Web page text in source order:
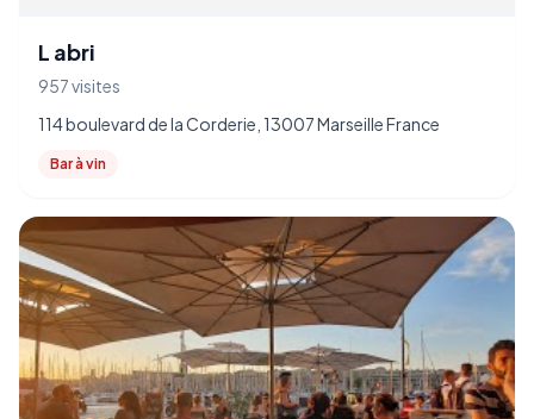
L abri
957 visites
114 boulevard de la Corderie, 13007 Marseille France
Bar à vin